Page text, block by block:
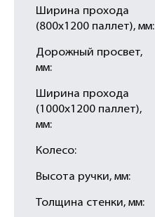
Ширина прохода
(800х1200 паллет), мм:
Дорожный просвет,
мм:
Ширина прохода
(1000х1200 паллет),
мм:
Колесо:
Высота ручки, мм:
Толщина стенки, мм: